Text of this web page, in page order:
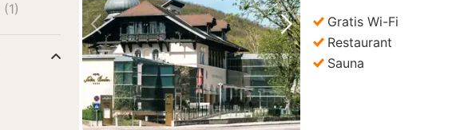
Vorige foto Volgende foto
Gratis Wi-Fi
Restaurant
Sauna
(1)